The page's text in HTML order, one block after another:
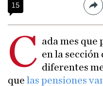
15
C ada mes que
en la sección
diferentes
que las pensiones